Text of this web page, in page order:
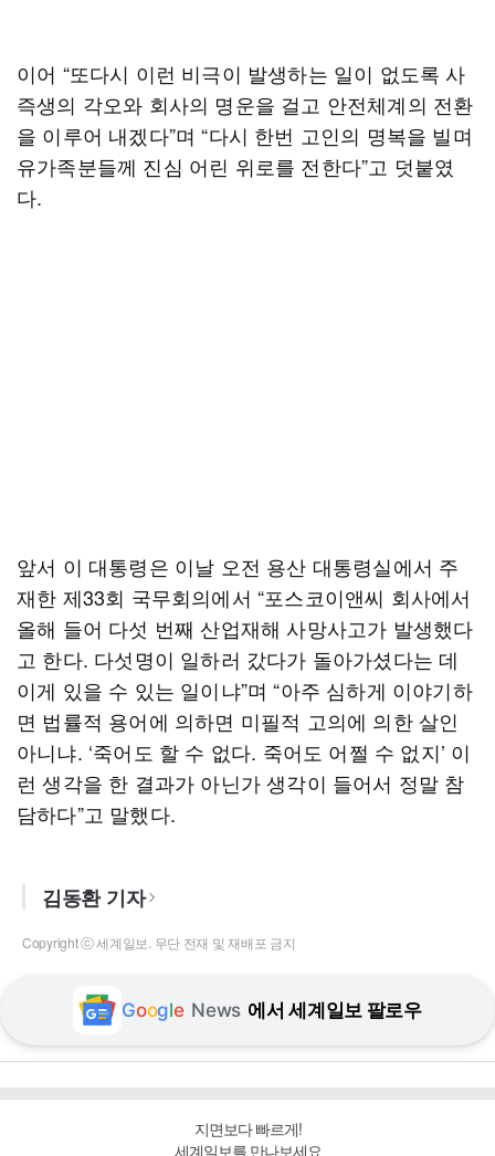
이어 “또다시 이런 비극이 발생하는 일이 없도록 사
즉생의 각오와 회사의 명운을 걸고 안전체계의 전환
을 이루어 내겠다”며 “다시 한번 고인의 명복을 빌며
유가족분들께 진심 어린 위로를 전한다”고 덧붙였
다.
앞서 이 대통령은 이날 오전 용산 대통령실에서 주
재한 제33회 국무회의에서 “포스코이앤씨 회사에서
올해 들어 다섯 번째 산업재해 사망사고가 발생했다
고 한다. 다섯명이 일하러 갔다가 돌아가셨다는 데
이게 있을 수 있는 일이냐”며 “아주 심하게 이야기하
면 법률적 용어에 의하면 미필적 고의에 의한 살인
아니냐. ‘죽어도 할 수 없다. 죽어도 어쩔 수 없지’ 이
런 생각을 한 결과가 아닌가 생각이 들어서 정말 참
담하다”고 말했다.
김동환 기자
Copyright ⓒ 세계일보. 무단 전재 및 재배포 금지
Google News 에서 세계일보 팔로우
지면보다 빠르게!
세계일보를 만나보세요